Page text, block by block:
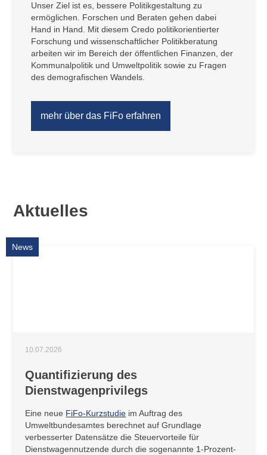
Unser Ziel ist es, bessere Politikgestaltung zu
ermöglichen. Forschen und Beraten gehen dabei
Hand in Hand. Mit diesem Credo politikorientierter
Forschung und wissenschaftlicher Politikberatung
arbeiten wir im Bereich der öffentlichen Finanzen, der
Kommunalpolitik und Umweltpolitik sowie zu Fragen
des demografischen Wandels.
mehr über das FiFo erfahren
Aktuelles
News
10.07.2026
Quantifizierung des
Dienstwagenprivilegs
Eine neue FiFo-Kurzstudie im Auftrag des
Umweltbundesamtes berechnet auf Grundlage
verbesserter Datensätze die Steuervorteile für
Dienstwagennutzende durch die sogenannte 1-Prozent-